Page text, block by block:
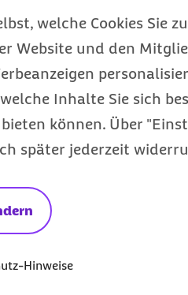
welche Cookies Sie
Website und den
Inhalte Sie sich
können. Über
später jederzeit
Hinweise